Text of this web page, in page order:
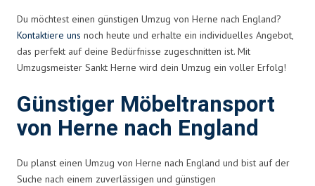
Du möchtest einen günstigen Umzug von Herne nach England?
Kontaktiere uns noch heute und erhalte ein individuelles Angebot,
das perfekt auf deine Bedürfnisse zugeschnitten ist. Mit
Umzugsmeister Sankt Herne wird dein Umzug ein voller Erfolg!
Günstiger Möbeltransport
von Herne nach England
Du planst einen Umzug von Herne nach England und bist auf der
Suche nach einem zuverlässigen und günstigen